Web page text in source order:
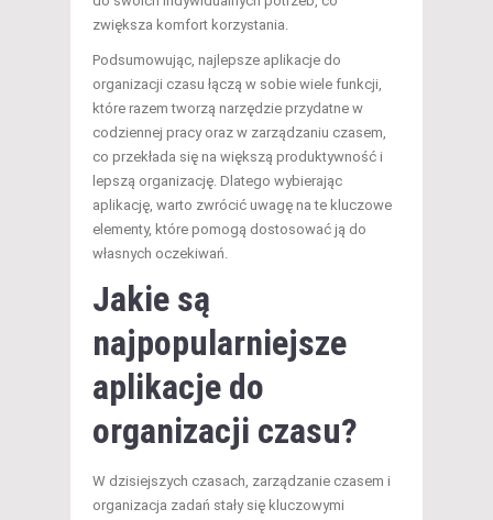
zwiększa komfort korzystania.
Podsumowując, najlepsze aplikacje do
organizacji czasu łączą w sobie wiele funkcji,
które razem tworzą narzędzie przydatne w
codziennej pracy oraz w zarządzaniu czasem,
co przekłada się na większą produktywność i
lepszą organizację. Dlatego wybierając
aplikację, warto zwrócić uwagę na te kluczowe
elementy, które pomogą dostosować ją do
własnych oczekiwań.
Jakie są
najpopularniejsze
aplikacje do
organizacji czasu?
W dzisiejszych czasach, zarządzanie czasem i
organizacja zadań stały się kluczowymi